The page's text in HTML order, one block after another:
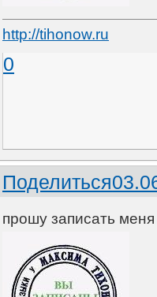
http://tihonow.ru
0
Поделиться
прошу записать